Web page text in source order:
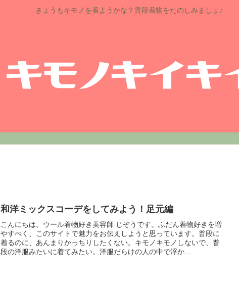
きょうもキモノを着ようかな？普段着物をたのしみましょ♪
和洋ミックスコーデをしてみよう！足元編
こんにちは。ウール着物好き美容師 じぞうです。ふだん着物好きを増
やすべく、このサイトで魅力をお伝えしようと思っています。普段に
着るのに、あんまりかっちりしたくない。キモノキモノしないで、普
段の洋服みたいに着てみたい。洋服だらけの人の中で浮か...